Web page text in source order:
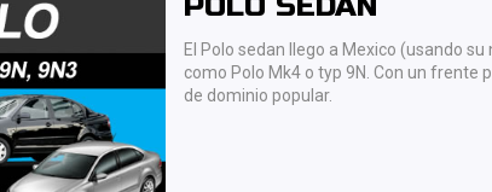
El Polo sedan llego a Mexico (usando
como Polo Mk4 o typ 9N. Con un frente
de dominio popular.